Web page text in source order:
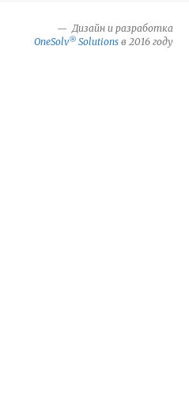
Дизайн и разработка
OneSolv® Solutions в 2016 году